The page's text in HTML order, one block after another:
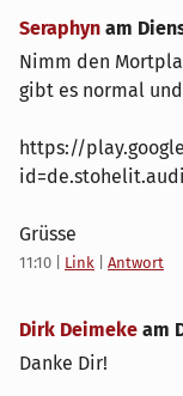
Seraphyn am
Nimm den
gibt es normal
https://
Grüsse
11:10 Link Antwort
Dirk Deimeke am
Danke Dir!